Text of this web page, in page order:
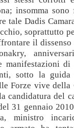
insomma
tale Dadis
soprattutto
il
manifestazioni
sotto la guida
Forze vive della
candidatura del
31 gennaio
ministro